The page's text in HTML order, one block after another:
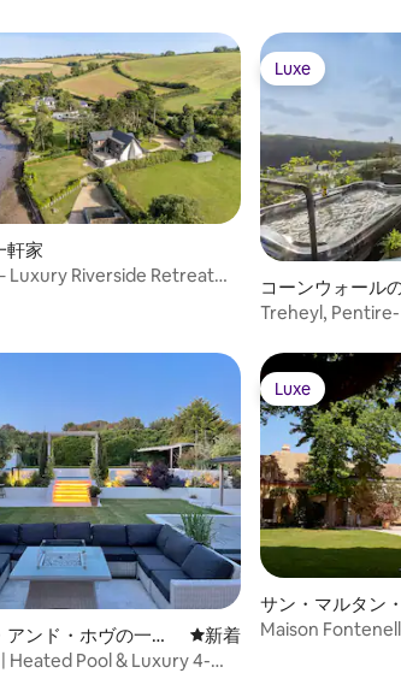
軒家
Luxury Riverside Retreat
Luxe
Luxe
コーンウォール
Treheyl,
ンド・ホヴの一軒
新しい宿泊先
新着
Heated Pool & Luxury 4-
Luxe
Luxe
サン・マルタン
Maison